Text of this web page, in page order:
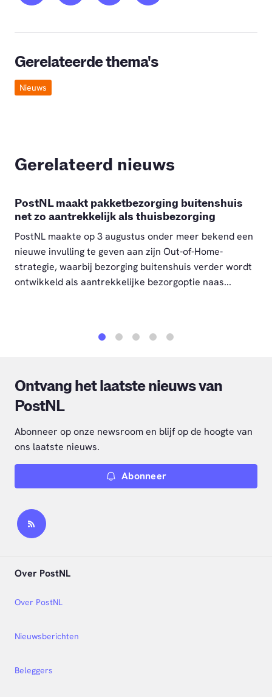
Gerelateerde thema's
Nieuws
Gerelateerd nieuws
PostNL maakt pakketbezorging buitenshuis
net zo aantrekkelijk als thuisbezorging
PostNL maakte op 3 augustus onder meer bekend een
nieuwe invulling te geven aan zijn Out-of-Home-
strategie, waarbij bezorging buitenshuis verder wordt
ontwikkeld als aantrekkelijke bezorgoptie naas...
Ontvang het laatste nieuws van
PostNL
Abonneer op onze newsroom en blijf op de hoogte van
ons laatste nieuws.
Abonneer
Over PostNL
Nieuwsberichten
Over PostNL
Beleggers